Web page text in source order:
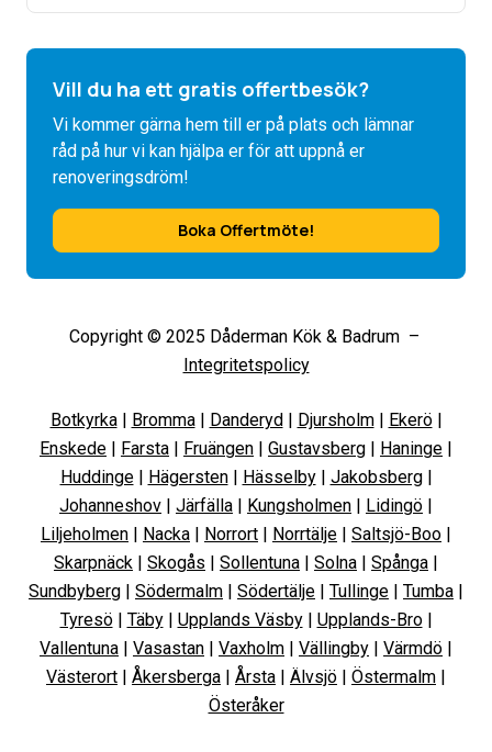
Vill du ha ett gratis offertbesök?
Vi kommer gärna hem till er på plats och lämnar
råd på hur vi kan hjälpa er för att uppnå er
renoveringsdröm!
Boka Offertmöte!
Copyright © 2025 Dåderman Kök & Badrum –
Integritetspolicy
Botkyrka| Bromma| Danderyd Djursholm| Ekerö|
Enskede
Farsta Fruängen Gustavsberg Haninge
Huddinge| Hägersten| Hässelby| Jakobsberg|
Johanneshov
Järfälla Kungsholmen Lidingö
Liljeholmen
Nacka Norrort Norrtälje Saltsjö-Boo
Skarpnäck
Skogås Sollentuna Solna Spånga
Sundbyberg
Södermalm Södertälje Tullinge Tumba
Tyresö| Täby| Upplands Väsby| Upplands-Bro|
Vallentuna
Vasastan Vaxholm Vällingby Värmdö
Västerort
Åkersberga Årsta Älvsjö Östermalm
Österåker